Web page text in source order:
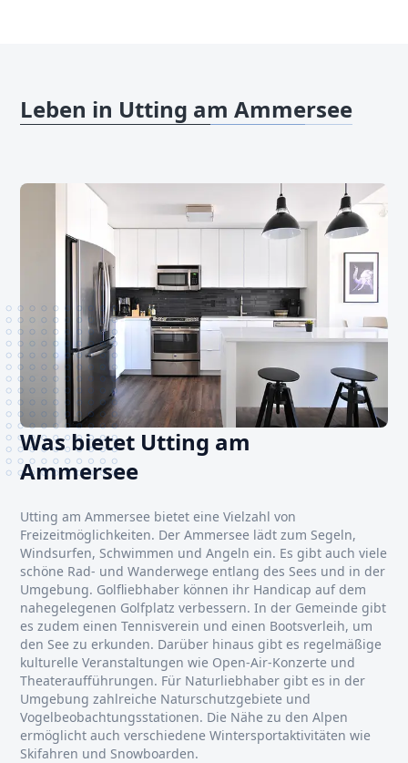
Leben in Utting am Ammersee
Was bietet Utting am
Ammersee
Utting am Ammersee bietet eine Vielzahl von
Freizeitmöglichkeiten. Der Ammersee lädt zum Segeln,
Windsurfen, Schwimmen und Angeln ein. Es gibt auch viele
schöne Rad- und Wanderwege entlang des Sees und in der
Umgebung. Golfliebhaber können ihr Handicap auf dem
nahegelegenen Golfplatz verbessern. In der Gemeinde gibt
es zudem einen Tennisverein und einen Bootsverleih, um
den See zu erkunden. Darüber hinaus gibt es regelmäßige
kulturelle Veranstaltungen wie Open-Air-Konzerte und
Theateraufführungen. Für Naturliebhaber gibt es in der
Umgebung zahlreiche Naturschutzgebiete und
Vogelbeobachtungsstationen. Die Nähe zu den Alpen
ermöglicht auch verschiedene Wintersportaktivitäten wie
Skifahren und Snowboarden.